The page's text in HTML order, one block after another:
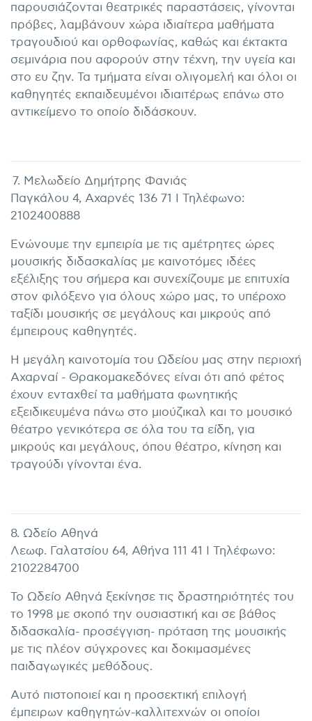
παρουσιάζονται θεατρικές παραστάσεις, γίνονται
πρόβες, λαμβάνουν χώρα ιδιαίτερα μαθήματα
τραγουδιού και ορθοφωνίας, καθώς και έκτακτα
σεμινάρια που αφορούν στην τέχνη, την υγεία και
στο ευ ζην. Τα τμήματα είναι ολιγομελή και όλοι οι
καθηγητές εκπαιδευμένοι ιδιαιτέρως επάνω στο
αντικείμενο το οποίο διδάσκουν.
7. Μελωδείο Δημήτρης Φανιάς
Παγκάλου 4, Αχαρνές 136 71 I Τηλέφωνο:
2102400888
Ενώνουμε την εμπειρία με τις αμέτρητες ώρες
μουσικής διδασκαλίας με καινοτόμες ιδέες
εξέλιξης του σήμερα και συνεχίζουμε με επιτυχία
στον φιλόξενο για όλους χώρο μας, το υπέροχο
ταξίδι μουσικής σε μεγάλους και μικρούς από
έμπειρους καθηγητές.
Η μεγάλη καινοτομία του Ωδείου μας στην περιοχή
Αχαρναί - Θρακομακεδόνες είναι ότι από φέτος
έχουν ενταχθεί τα μαθήματα φωνητικής
εξειδικευμένα πάνω στο μιούζικαλ και το μουσικό
θέατρο γενικότερα σε όλα του τα είδη, για
μικρούς και μεγάλους, όπου θέατρο, κίνηση και
τραγούδι γίνονται ένα.
8. Ωδείο Αθηνά
Λεωφ. Γαλατσίου 64, Αθήνα 111 41 I Τηλέφωνο:
2102284700
Το Ωδείο Αθηνά ξεκίνησε τις δραστηριότητές του
το 1998 με σκοπό την ουσιαστική και σε βάθος
διδασκαλία- προσέγγιση- πρόταση της μουσικής
με τις πλέον σύγχρονες και δοκιμασμένες
παιδαγωγικές μεθόδους.
Αυτό πιστοποιεί και η προσεκτική επιλογή
έμπειρων καθηγητών-καλλιτεχνών οι οποίοι